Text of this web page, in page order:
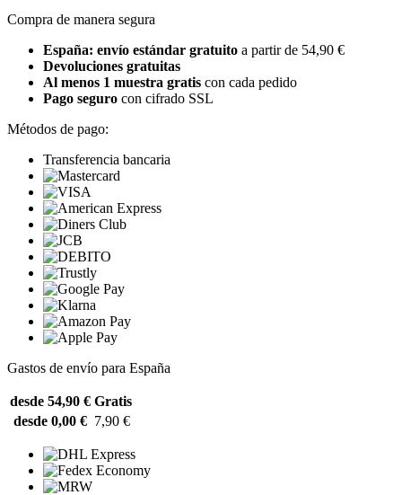
Compra de manera segura
España: envío estándar gratuito a partir de 54,90 €
Devoluciones gratuitas
Al menos 1 muestra gratis con cada pedido
Pago seguro con cifrado SSL
Métodos de pago:
Transferencia bancaria
Gastos de envío para España
desde 54,90 € Gratis
desde 0,00 € 7,90 €